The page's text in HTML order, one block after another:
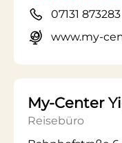
07131 873283
www.my-
My-Center
Reisebüro